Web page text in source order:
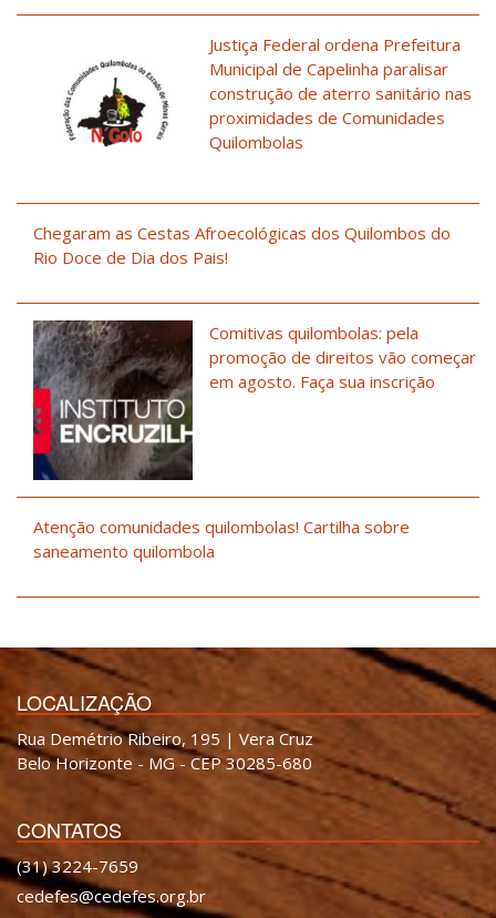
Justiça Federal ordena Prefeitura
Municipal de Capelinha paralisar
construção de aterro sanitário nas
proximidades de Comunidades
Quilombolas
Chegaram as Cestas Afroecológicas dos Quilombos do
Rio Doce de Dia dos Pais!
Comitivas quilombolas: pela
promoção de direitos vão começar
em agosto. Faça sua inscrição
Atenção comunidades quilombolas! Cartilha sobre
saneamento quilombola
LOCALIZAÇÃO
Rua Demétrio Ribeiro, 195 | Vera Cruz
Belo Horizonte - MG - CEP 30285-680
CONTATOS
(31) 3224-7659
cedefes@cedefes.org.br